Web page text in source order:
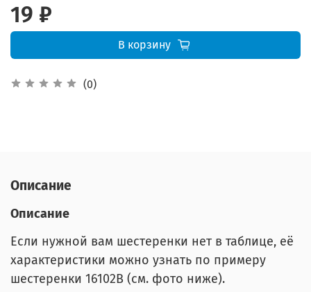
(0)
19 ₽
В корзину
Описание
Описание
Если нужной вам шестеренки нет в таблице, её
характеристики можно узнать по примеру
шестеренки 16102В (см. фото ниже).